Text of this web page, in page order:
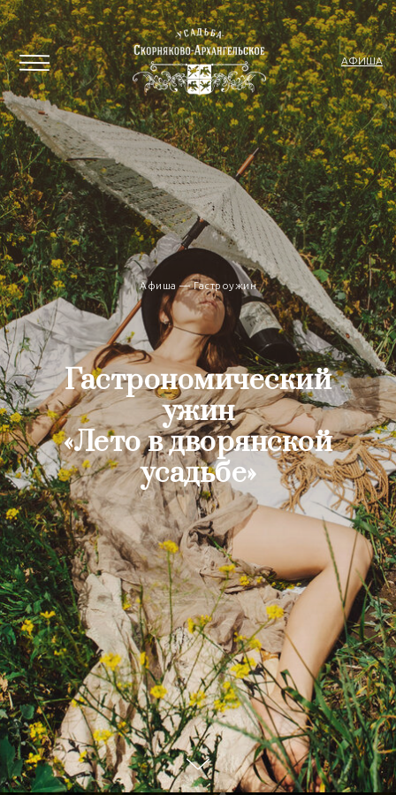
АФИША
Афиша — Гастроужин
Гастрономический
ужин
«Лето в дворянской
усадьбе»